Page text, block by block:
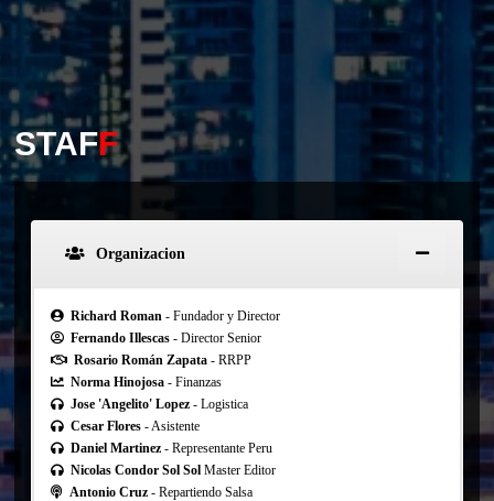
STAFF
Organizacion
Richard Roman- Fundador y Director
Fernando Illescas- Director Senior
Rosario Román Zapata - RRPP
Norma Hinojosa- Finanzas
Jose 'Angelito' Lopez- Logistica
Cesar Flores- Asistente
Daniel Martinez- Representante Peru
Nicolas Condor Sol SolMaster Editor
Antonio Cruz- Repartiendo Salsa